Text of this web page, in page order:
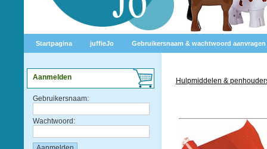
Startpagina juffieJo Gebruikersnaam & wachtwoord aanvragen
Aanmelden
Gebruikersnaam:
Wachtwoord:
Hulpmiddelen &